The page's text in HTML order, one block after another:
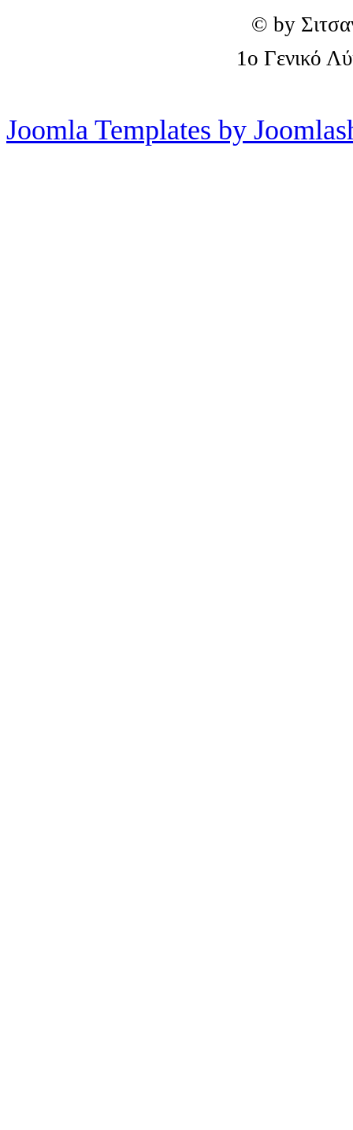
© by
1o Γενικό
Joomla Templates by